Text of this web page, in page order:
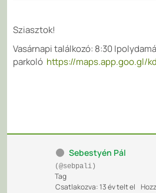
Sziasztok!
Vasárnapi találkozó: 8:30
parkoló https://maps.app.goo.gl/
Sebestyén Pál
(@sebpali)
Tag
Csatlakozva: 13 év telt el